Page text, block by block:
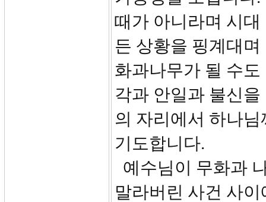
때가 아니라며 시
든 상황을 핑계대
화과나무가 될 수
각과 안일과 불신
의 자리에서 하나
기도합니다.
예수님이 무화과
말라버린 사건 사